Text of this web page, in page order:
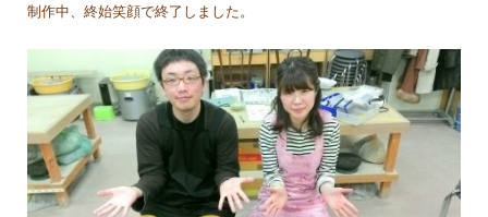
制作中、終始笑顔で終了しました。